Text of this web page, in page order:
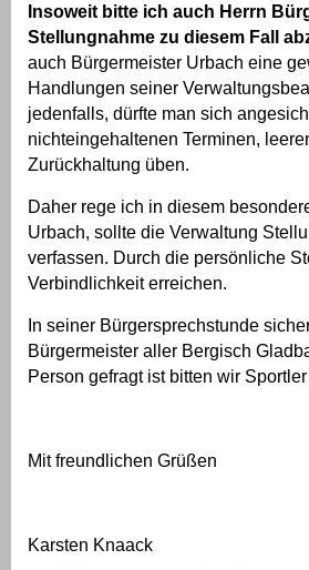
Insoweit bitte ich auch Herrn
Stellungnahme zu diesem Fall
auch Bürgermeister Urbach eine
Handlungen seiner
jedenfalls, dürfte man sich
nichteingehaltenen Terminen,
Zurückhaltung üben.
Daher rege ich in diesem
Urbach, sollte die Verwaltung
verfassen. Durch die persönliche
Verbindlichkeit erreichen.
In seiner Bürgersprechstunde
Bürgermeister aller Bergisch
Person gefragt ist bitten wir
Mit freundlichen Grüßen
Karsten Knaack